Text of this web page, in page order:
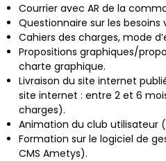
Courrier avec AR de la
Questionnaire sur les besoins
Cahiers des charges, mode
Propositions graphiques/
charte graphique.
Livraison du site internet
site internet : entre 2 et 6
charges).
Animation du club utilisateur
Formation sur le logiciel de
CMS Ametys).